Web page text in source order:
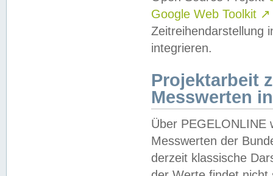
Google Web Toolkit ↗
Zeitreihendarstellung
integrieren.
Projektarbeit
Messwerten
Über PEGELONLINE
Messwerten der
derzeit klassische